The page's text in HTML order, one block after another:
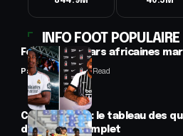
INFO FOOT POPULAIRE
Football : 2 stars africaines
Panafrofoot2 Min Read
CAN féminine : le tableau des
désormais complet